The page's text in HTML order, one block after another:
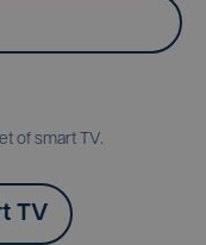
of smart TV.
TV